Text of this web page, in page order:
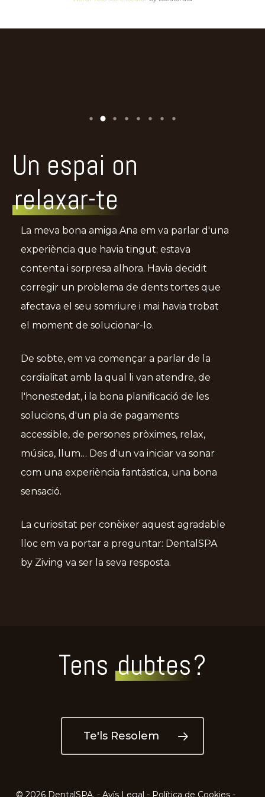
Un espai on
relaxar-te
La meva bona amiga Ana em va parlar d'una
experiència que havia tingut; estava
contenta i sorpresa alhora. Havia decidit
corregir un problema de dents tortes que
afectava el seu somriure i mai havia trobat
el moment de solucionar-lo.
De sobte, em va començar a parlar de la
cordialitat amb la qual li van atendre, de
l'honestedat, i la bona planificació de les
solucions, d'un pla de pagaments
accessible, de persones pròximes, relax,
música, llum… Des d'un va iniciar va sonar
com una experiència fantàstica, una bona
sensació.
La curiositat per conèixer aquest agradable
lloc em va portar a preguntar: DentalSPA
by Ziving va ser la seva resposta.
Tensdubtes?
Te'ls Resolem
© 2026 DentalSPA. - Avís Legal - Política de Cookies-